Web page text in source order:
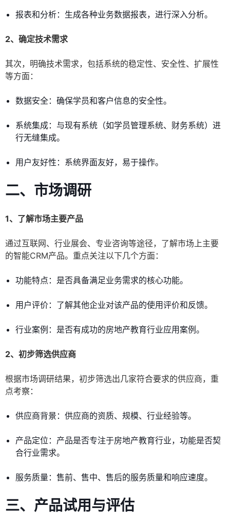
报表和分析：生成各种业务数据报表，进行深入分析。
2、确定技术需求
其次，明确技术需求，包括系统的稳定性、安全性、扩展性
等方面：
数据安全：确保学员和客户信息的安全性。
系统集成：与现有系统（如学员管理系统、财务系统）进
行无缝集成。
用户友好性：系统界面友好，易于操作。
二、市场调研
1、了解市场主要产品
通过互联网、行业展会、专业咨询等途径，了解市场上主要
的智能CRM产品。重点关注以下几个方面：
功能特点：是否具备满足业务需求的核心功能。
用户评价：了解其他企业对该产品的使用评价和反馈。
行业案例：是否有成功的房地产教育行业应用案例。
2、初步筛选供应商
根据市场调研结果，初步筛选出几家符合要求的供应商，重
点考察：
供应商背景：供应商的资质、规模、行业经验等。
产品定位：产品是否专注于房地产教育行业，功能是否契
合行业需求。
服务质量：售前、售中、售后的服务质量和响应速度。
三、产品试用与评估